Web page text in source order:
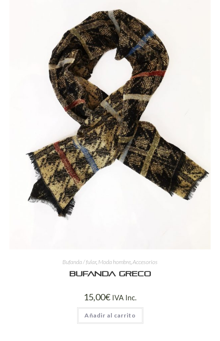
Bufanda / fular, Moda hombre Accesorios
Bufanda Greco
15,00€ IVA Inc.
Añadir al carrito